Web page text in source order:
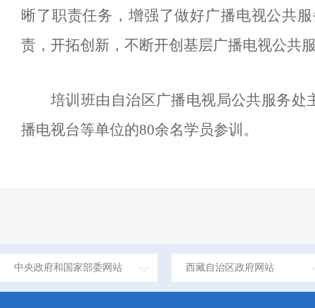
晰了职责任务，增强了做好广播电视公共
责，开拓创新，不断开创基层广播电视公共
培训班由自治区广播电视局公共服务
播电视台等单位的80余名学员参训。
中央政府和国家部委网站 西藏自治区政府网站